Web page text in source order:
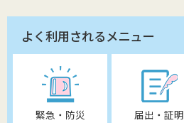
よく利用されるメニュー
緊急・防災 届出・証明